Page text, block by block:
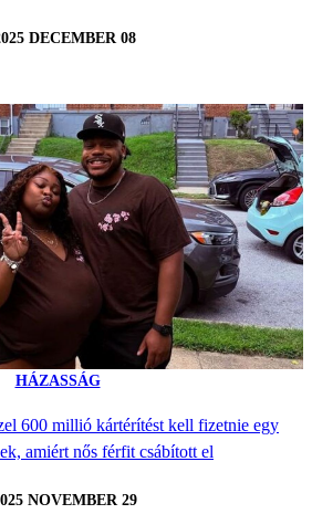
DECEMBER 08
HÁZASSÁG
600 millió kártérítést kell fizetnie egy
amiért nős férfit csábított el
NOVEMBER 29